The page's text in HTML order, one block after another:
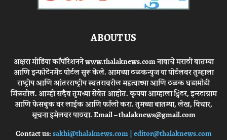
ABOUT US
अक्षरा मीडिया कॉर्पोरेशनने www.thalaknews.com नावाचे मराठी बातम्या
आणि इन्फोटेनमेंट पोर्टल सुरू केले. आमच्या ठळकन्युज या पोर्टलवर तुम्हाला
राष्ट्रीय आणि आंतरराष्ट्रीय स्घतरावरील महत्वाच्या आणि ठळक घडामोडी
मिळतील. आम्ही सदैव तुमच्या सेवेत आहोत. कृपया आम्हाला ट्विटर, इन्स्टाग्राम
आणि फेसबुक वर लाईक आणि फॉलो करा. तुमच्या बातम्या, लेख, विचार,
सूचना इमेलवर पाठवा. Email – thalaknews@gmail.com
Contact us:sakhi@thalaknews.com | editor@thalaknews.com